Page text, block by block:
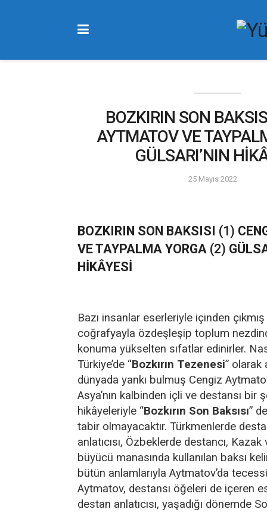
BOZKIRIN SON
AYTMATOV VE
GÜLSARI’NIN
25 Mayıs 2022
BOZKIRIN SON BAKSISI (1)
VE TAYPALMA YORGA (2)
HİKÂYESİ
Bazı insanlar eserleriyle içinden çıkmış
coğrafyayla özdeşleşip toplum
konuma yükselten sıfatlar edinirler.
Türkiye’de “Bozkırın Tezenesi” olarak
dünyada yankı bulmuş Cengiz
Asya’nın kalbinden içli ve destansı bir
hikâyeleriyle “Bozkırın Son Baksısı”
tabir olmayacaktır. Türkmenlerde
anlatıcısı, Özbeklerde destancı, Kazak
büyücü manasında kullanılan baksı
bütün anlamlarıyla Aytmatov’da
Aytmatov, destansı öğeleri de içeren
destan anlatıcısı, yaşadığı dönemde